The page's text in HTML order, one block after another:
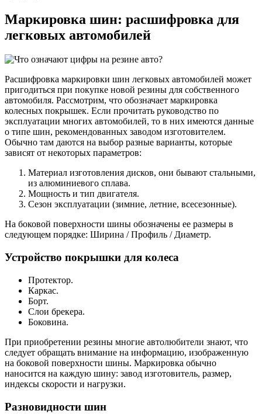
Маркировка шин: расшифровка для
легковых автомобилей
Расшифровка маркировки шин легковых автомобилей может
пригодиться при покупке новой резины для собственного
автомобиля. Рассмотрим, что обозначает маркировка
колесных покрышек. Если прочитать руководство по
эксплуатации многих автомобилей, то в них имеются данные
о типе шин, рекомендованных заводом изготовителем.
Обычно там даются на выбор разные варианты, которые
зависят от некоторых параметров:
Материал изготовления дисков, они бывают стальными,
из алюминиевого сплава.
Мощность и тип двигателя.
Сезон эксплуатации (зимние, летние, всесезонные).
На боковой поверхности шины обозначены ее размеры в
следующем порядке: Ширина / Профиль / Диаметр.
Устройство покрышки для колеса
Протектор.
Каркас.
Борт.
Слои брекера.
Боковина.
При приобретении резины многие автолюбители знают, что
следует обращать внимание на информацию, изображенную
на боковой поверхности шины. Маркировка обычно
наносится на каждую шину: завод изготовитель, размер,
индексы скорости и нагрузки.
Разновидности шин